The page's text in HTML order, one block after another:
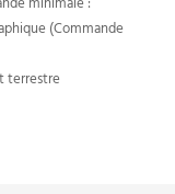
(Commande
terrestre